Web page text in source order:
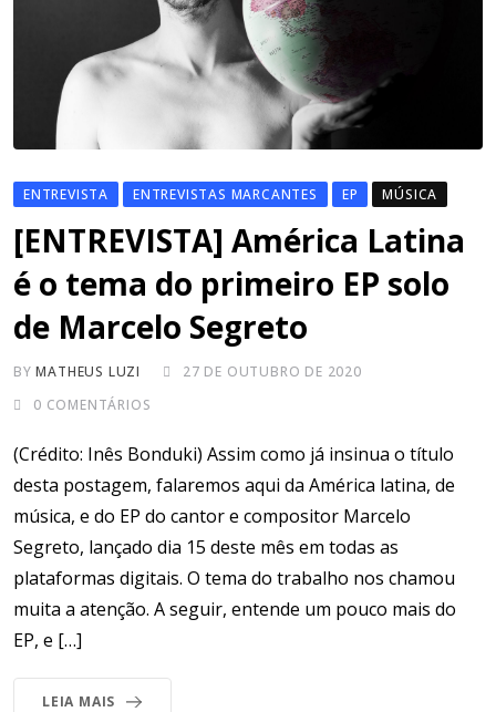
ENTREVISTA ENTREVISTAS MARCANTES EP MÚSICA
[ENTREVISTA] América Latina
é o tema do primeiro EP solo
de Marcelo Segreto
BYMATHEUS LUZI
27 DE OUTUBRO DE 2020
0 COMENTÁRIOS
(Crédito: Inês Bonduki) Assim como já insinua o título
desta postagem, falaremos aqui da América latina, de
música, e do EP do cantor e compositor Marcelo
Segreto, lançado dia 15 deste mês em todas as
plataformas digitais. O tema do trabalho nos chamou
muita a atenção. A seguir, entende um pouco mais do
EP, e […]
LEIA MAIS